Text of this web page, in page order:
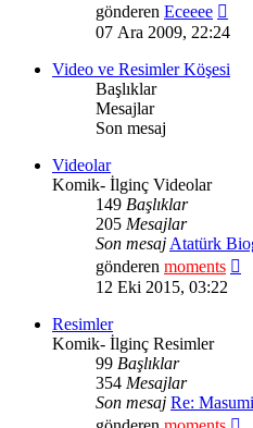
gönderen Eceeee
07 Ara 2009, 22:24
Video ve Resimler Köşesi
Başlıklar
Mesajlar
Son mesaj
Videolar
Komik- İlginç Videolar
149 Başlıklar
205 Mesajlar
Son mesajAtatürk
gönderen moments
12 Eki 2015, 03:22
Resimler
Komik- İlginç Resimler
99 Başlıklar
354 Mesajlar
Son mesaj Re: